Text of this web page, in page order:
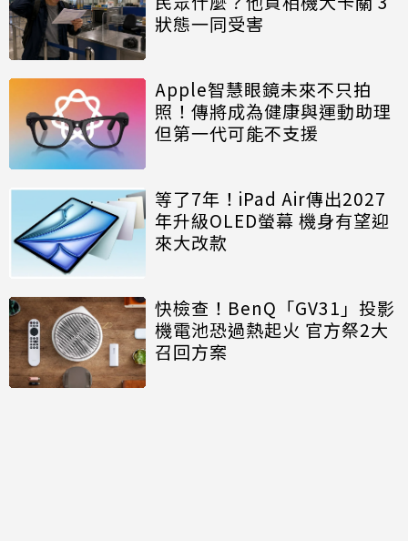
狀態一同受害
Apple智慧眼鏡未來不只拍
照！傳將成為健康與運動助理
但第一代可能不支援
等了7年！iPad Air傳出2027
年升級OLED螢幕 機身有望迎
來大改款
快檢查！BenQ「GV31」投影
機電池恐過熱起火 官方祭2大
召回方案